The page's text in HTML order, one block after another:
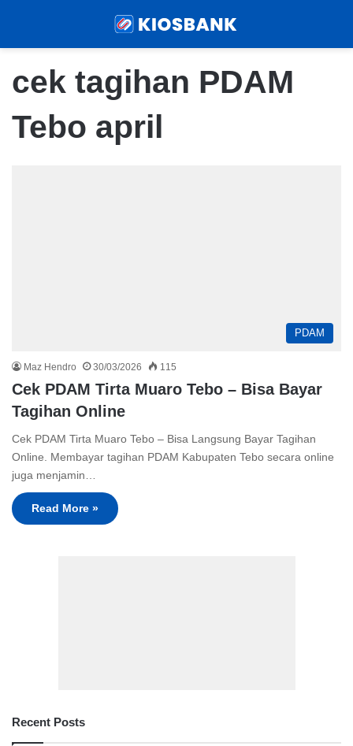
cek tagihan PDAM
Tebo april
PDAM
Maz Hendro 30/03/2026 115
Cek PDAM Tirta Muaro Tebo – Bisa Bayar
Tagihan Online
Cek PDAM Tirta Muaro Tebo – Bisa Langsung Bayar Tagihan
Online. Membayar tagihan PDAM Kabupaten Tebo secara online
juga menjamin…
Read More »
Recent Posts